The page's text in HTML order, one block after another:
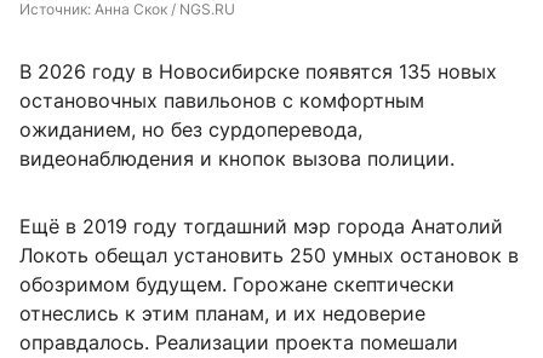
Источник: Анна Скок / NGS.RU
В 2026 году в Новосибирске появятся 135 новых
остановочных павильонов с комфортным
ожиданием, но без сурдоперевода,
видеонаблюдения и кнопок вызова полиции.
Ещё в 2019 году тогдашний мэр города Анатолий
Локоть обещал установить 250 умных остановок в
обозримом будущем. Горожане скептически
отнеслись к этим планам, и их недоверие
оправдалось. Реализации проекта помешали